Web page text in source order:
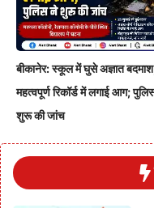
बीकानेर: स्कूल में घुसे अज्ञात
महत्वपूर्ण रिकॉर्ड में लगाई आग;
शुरू की जांच